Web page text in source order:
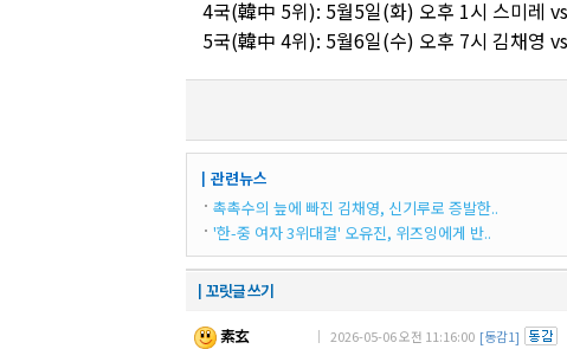
4국(韓中 5위): 5월5일(화) 오후 1시 스미레
5국(韓中 4위): 5월6일(수) 오후 7시 김채영
┃관련뉴스
촉촉수의 늪에 빠진 김채영, 신기루로 증발한..
'한-중 여자 3위대결' 오유진, 위즈잉에게 반..
┃꼬릿글 쓰기
素玄
｜ 2026-05-06 오전 11:16:00 [동감1]